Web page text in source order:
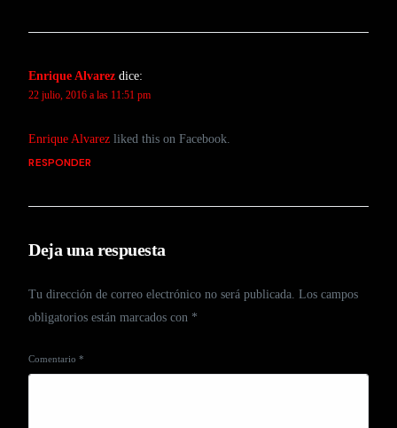
Enrique Alvarez dice:
22 julio, 2016 a las 11:51 pm
Enrique Alvarez liked this on Facebook.
RESPONDER
Deja una respuesta
Tu dirección de correo electrónico no será publicada. Los campos
obligatorios están marcados con *
Comentario*